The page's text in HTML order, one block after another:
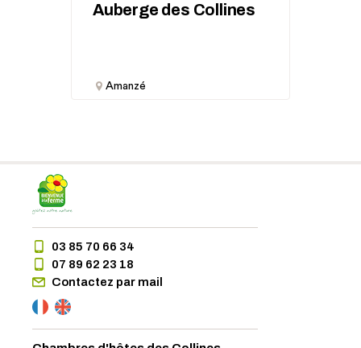
Auberge des Collines
Amanzé
03 85 70 66 34
07 89 62 23 18
Contactez par mail